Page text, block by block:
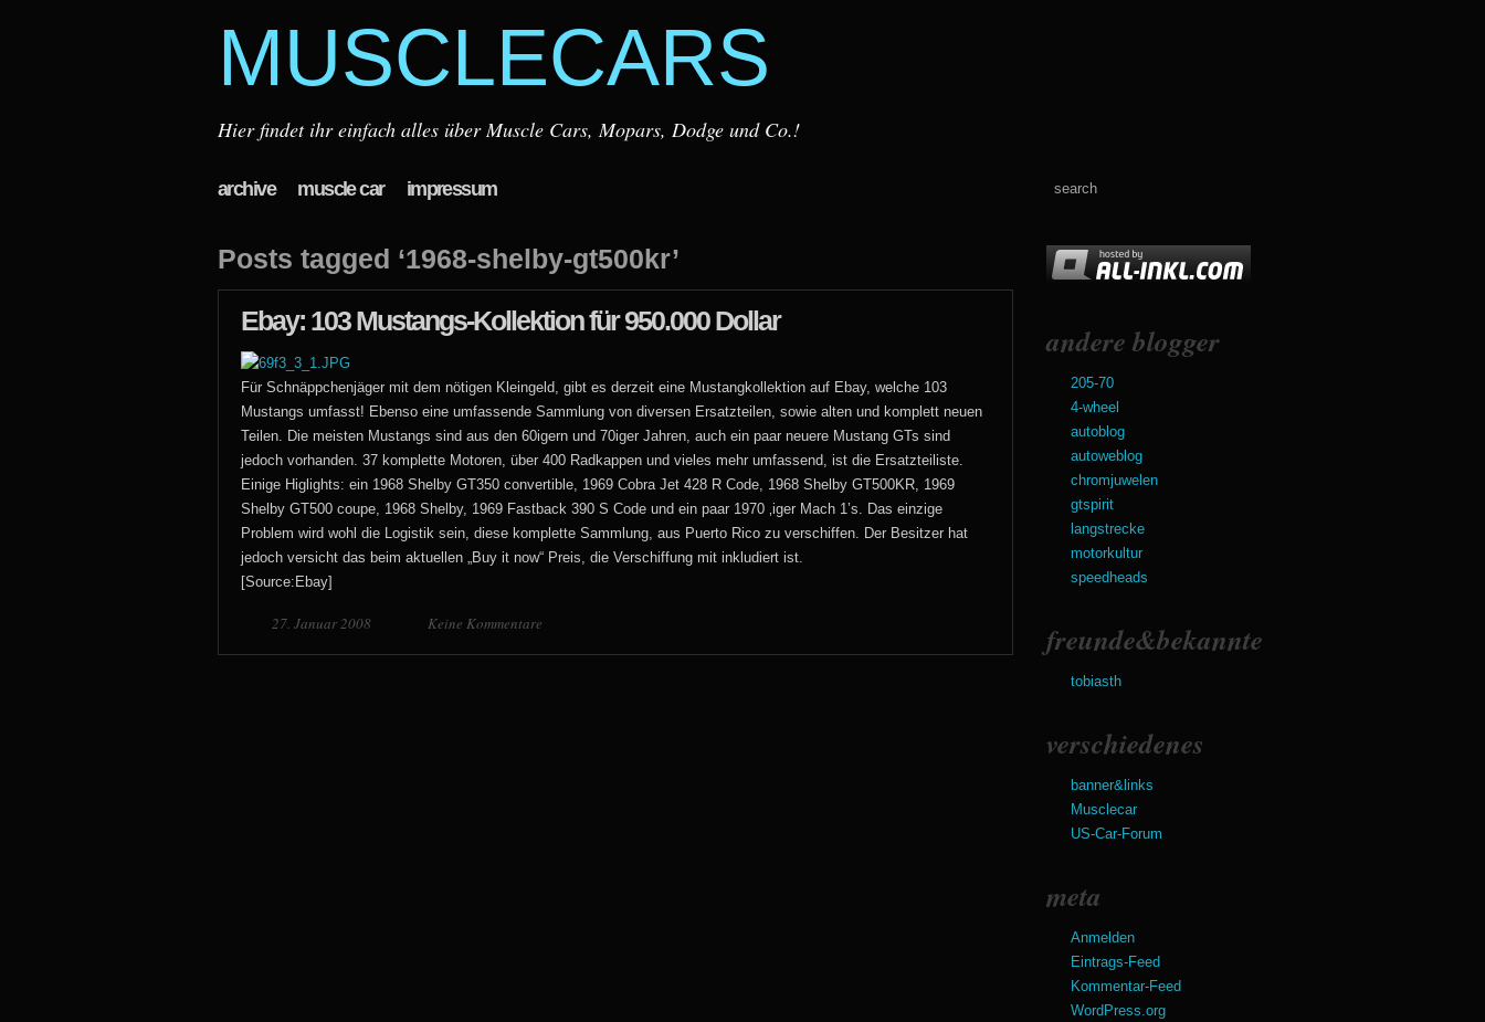
MUSCLECARS
Hier findet ihr einfach alles über Muscle Cars, Mopars, Dodge und Co.!
archive muscle car impressum
andere blogger
205-70
4-wheel
autoblog
autoweblog
chromjuwelen
gtspirit
langstrecke
motorkultur
speedheads
freunde&bekannte
tobiasth
verschiedenes
banner&links
Musclecar
US-Car-Forum
meta
Anmelden
Eintrags-Feed
Kommentar-Feed
WordPress.org
Posts tagged ‘1968-shelby-gt500kr’
Ebay: 103 Mustangs-Kollektion für 950.000 Dollar
Für Schnäppchenjäger mit dem nötigen Kleingeld, gibt es derzeit eine Mustangkollektion auf Ebay, welche 103
Mustangs umfasst! Ebenso eine umfassende Sammlung von diversen Ersatzteilen, sowie alten und komplett neuen
Teilen. Die meisten Mustangs sind aus den 60igern und 70iger Jahren, auch ein paar neuere Mustang GTs sind
jedoch vorhanden. 37 komplette Motoren, über 400 Radkappen und vieles mehr umfassend, ist die Ersatzteiliste.
Einige Higlights: ein 1968 Shelby GT350 convertible, 1969 Cobra Jet 428 R Code, 1968 Shelby GT500KR, 1969
Shelby GT500 coupe, 1968 Shelby, 1969 Fastback 390 S Code und ein paar 1970 ‚iger Mach 1’s. Das einzige
Problem wird wohl die Logistik sein, diese komplette Sammlung, aus Puerto Rico zu verschiffen. Der Besitzer hat
jedoch versicht das beim aktuellen „Buy it now“ Preis, die Verschiffung mit inkludiert ist.
[Source:Ebay]
27. Januar 2008 Keine Kommentare